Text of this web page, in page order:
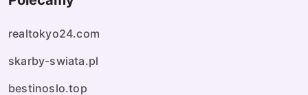
realtokyo24.com
skarby-swiata.pl
bestinoslo.top